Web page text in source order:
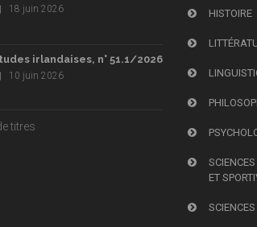
18 juin 2026
irlandaises, n° 51.1/2026
10 juin 2026
titres
HISTOIRE
ET